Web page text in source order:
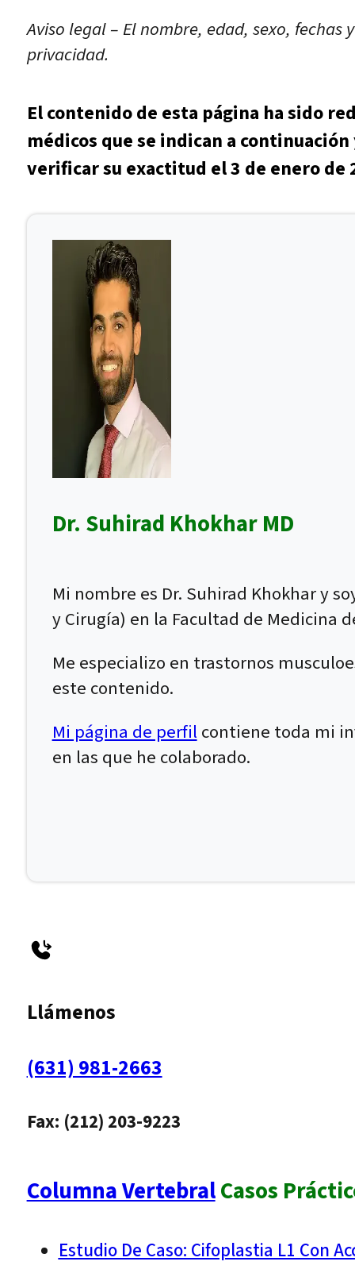
Aviso legal – El nombre, edad, sexo,
privacidad.
El contenido de esta página ha sido
médicos que se indican a
verificar su exactitud el 3 de enero de
Dr. Suhirad Khokhar MD
Mi nombre es Dr. Suhirad Khokhar y
y Cirugía) en la Facultad de Medicina
Me especializo en trastornos
este contenido.
Mi página de perfil contiene toda mi
en las que he colaborado.
Llámenos
(631) 981-2663
Fax: (212) 203-9223
Columna VertebralCasos
Estudio De Caso: Cifoplastia L1 Con